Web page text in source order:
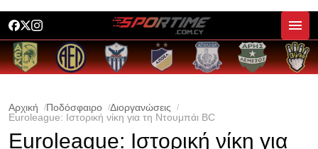
Αρχική Ποδόσφαιρο
Διοργανώσεις
Euroleague: Ιστορική νίκη για τη Ντουμπάι BC
Euroleague: Ιστορική νίκη για